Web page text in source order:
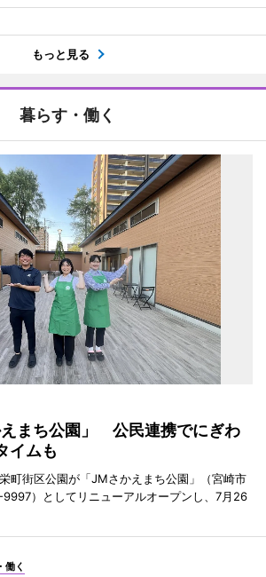
もっと見る
暮らす・働く
まち公園」 公民連携でにぎわ
イムも
町街区公園が「JMさかえまち公園」（宮崎市
）としてリニューアルオープンし、7月26
働く